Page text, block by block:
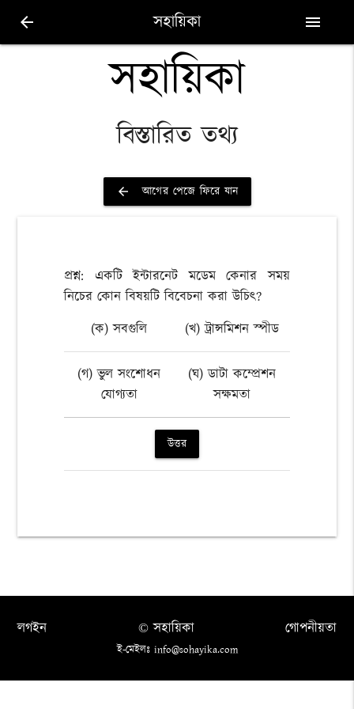
arrow_back সহায়িকা menu
সহায়িকা
বিস্তারিত তথ্য
arrow_back আগের পেজে ফিরে যান
প্রশ্ন: একটি ইন্টারনেট মডেম কেনার সময়
নিচের কোন বিষয়টি বিবেচনা করা উচিৎ?
(ক) সবগুলি
(খ) ট্রান্সমিশন স্পীড
(গ) ভুল সংশোধন
যোগ্যতা
(ঘ) ডাটা কম্প্রেশন
সক্ষমতা
উত্তর
লগইন গোপনীয়তা
© সহায়িকা
ই-মেইলঃ info@sohayika.com